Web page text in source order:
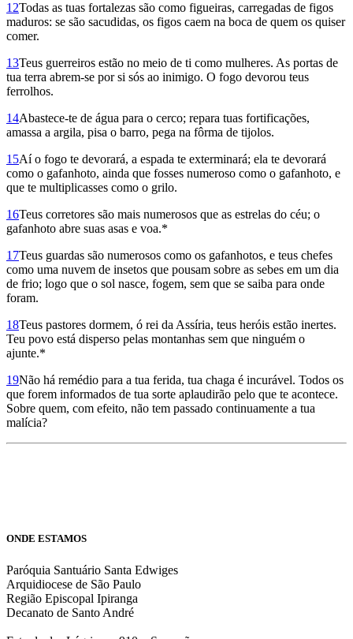
12Todas as tuas fortalezas são como figueiras, carregadas de figos
maduros: se são sacudidas, os figos caem na boca de quem os quiser
comer.
13Teus guerreiros estão no meio de ti como mulheres. As portas de
tua terra abrem-se por si sós ao inimigo. O fogo devorou teus
ferrolhos.
14Abastece-te de água para o cerco; repara tuas fortificações,
amassa a argila, pisa o barro, pega na fôrma de tijolos.
15Aí o fogo te devorará, a espada te exterminará; ela te devorará
como o gafanhoto, ainda que fosses numeroso como o gafanhoto, e
que te multiplicasses como o grilo.
16Teus corretores são mais numerosos que as estrelas do céu; o
gafanhoto abre suas asas e voa.*
17Teus guardas são numerosos como os gafanhotos, e teus chefes
como uma nuvem de insetos que pousam sobre as sebes em um dia
de frio; logo que o sol nasce, fogem, sem que se saiba para onde
foram.
18Teus pastores dormem, ó rei da Assíria, teus heróis estão inertes.
Teu povo está disperso pelas montanhas sem que ninguém o
ajunte.*
19Não há remédio para a tua ferida, tua chaga é incurável. Todos os
que forem informados de tua sorte aplaudirão pelo que te acontece.
Sobre quem, com efeito, não tem passado continuamente a tua
malícia?
ONDE ESTAMOS
Paróquia Santuário Santa Edwiges
Arquidiocese de São Paulo
Região Episcopal Ipiranga
Decanato de Santo André